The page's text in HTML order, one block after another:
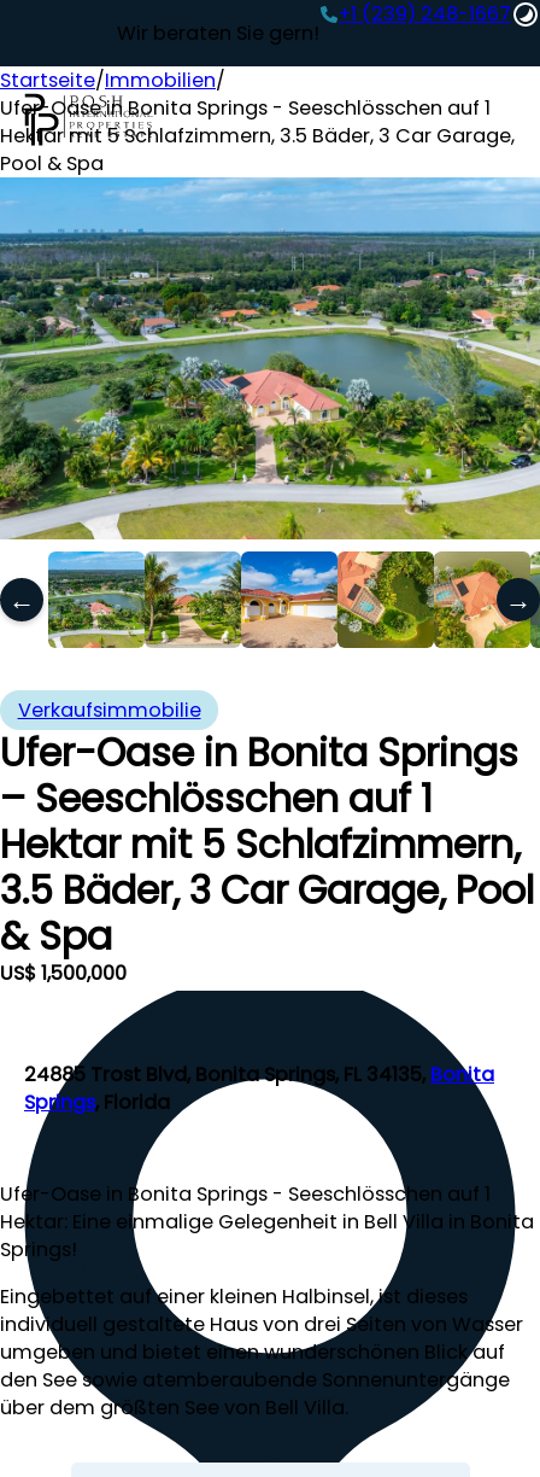
Wir beraten Sie gern!
+1 (239) 248-1667‬
Startseite/Immobilien/
Ufer-Oase in Bonita Springs - Seeschlösschen auf 1
Hektar mit 5 Schlafzimmern, 3.5 Bäder, 3 Car Garage,
Pool & Spa
← →
Verkaufsimmobilie
Ufer-Oase in Bonita Springs
– Seeschlösschen auf 1
Hektar mit 5 Schlafzimmern,
3.5 Bäder, 3 Car Garage, Pool
& Spa
US$ 1,500,000
24885 Trost Blvd, Bonita Springs, FL 34135, Bonita
Springs, Florida
Ufer-Oase in Bonita Springs - Seeschlösschen auf 1
Hektar: Eine einmalige Gelegenheit in Bell Villa in Bonita
Springs!
Eingebettet auf einer kleinen Halbinsel, ist dieses
individuell gestaltete Haus von drei Seiten von Wasser
umgeben und bietet einen wunderschönen Blick auf
den See sowie atemberaubende Sonnenuntergänge
über dem größten See von Bell Villa.